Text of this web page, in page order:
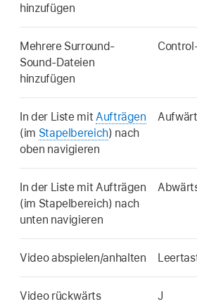
hinzufügen
Mehrere Surround-
Sound-Dateien
hinzufügen
In der Liste mit Aufträgen
(im Stapelbereich) nach
oben navigieren
In der Liste mit Aufträgen
(im Stapelbereich) nach
unten navigieren
Video abspielen/anhalten
Video rückwärts
J